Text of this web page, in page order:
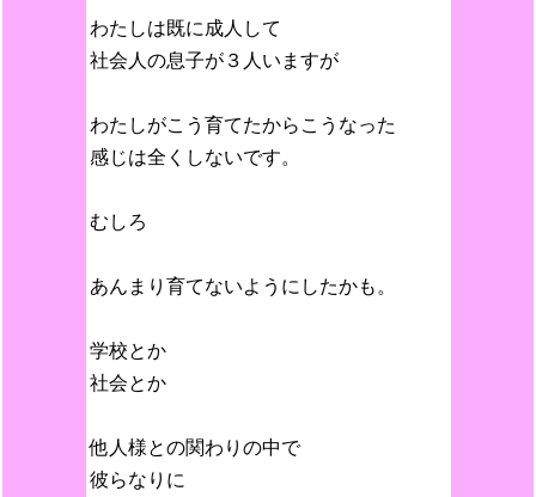
わたしは既に成人して
社会人の息子が３人いますが
わたしがこう育てたからこうなった
感じは全くしないです。
むしろ
あんまり育てないようにしたかも。
学校とか
社会とか
他人様との関わりの中で
彼らなりに